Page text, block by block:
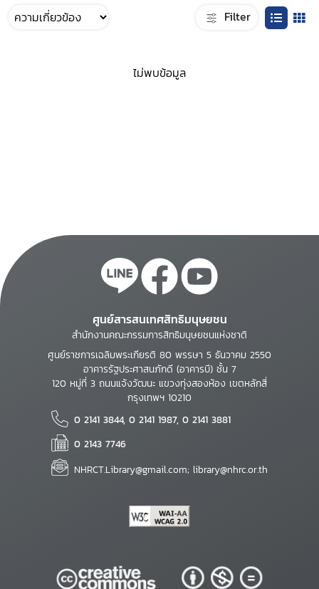
Filter
ไม่พบข้อมูล
ศูนย์สารสนเทศสิทธิมนุษยชน
สำนักงานคณะกรรมการสิทธิมนุษยชนแห่งชาติ
ศูนย์ราชการเฉลิมพระเกียรติ 80 พรรษา 5 ธันวาคม 2550
อาคารรัฐประศาสนภักดี (อาคารบี) ชั้น 7
120 หมู่ที่ 3 ถนนแจ้งวัฒนะ แขวงทุ่งสองห้อง เขตหลักสี่
กรุงเทพฯ 10210
0 2141 3844, 0 2141 1987, 0 2141 3881
0 2143 7746
NHRCT.Library@gmail.com; library@nhrc.or.th